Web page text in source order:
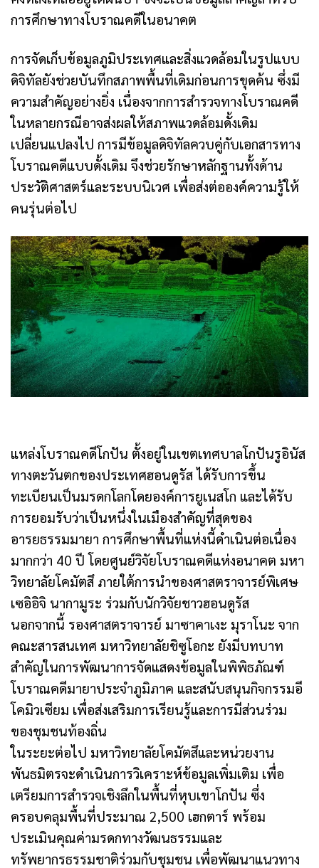
การศึกษาทางโบราณคดีในอนาคต
การจัดเก็บข้อมูลภูมิประเทศและสิ่งแวดล้อมในรูปแบบ
ดิจิทัลยังช่วยบันทึกสภาพพื้นที่เดิมก่อนการขุดค้น ซึ่งมี
ความสำคัญอย่างยิ่ง เนื่องจากการสำรวจทางโบราณคดี
ในหลายกรณีอาจส่งผลให้สภาพแวดล้อมดั้งเดิม
เปลี่ยนแปลงไป การมีข้อมูลดิจิทัลควบคู่กับเอกสารทาง
โบราณคดีแบบดั้งเดิม จึงช่วยรักษาหลักฐานทั้งด้าน
ประวัติศาสตร์และระบบนิเวศ เพื่อส่งต่อองค์ความรู้ให้
คนรุ่นต่อไป
แหล่งโบราณคดีโกปัน ตั้งอยู่ในเขตเทศบาลโกปันรูอินัส
ทางตะวันตกของประเทศฮอนดูรัส ได้รับการขึ้น
ทะเบียนเป็นมรดกโลกโดยองค์การยูเนสโก และได้รับ
การยอมรับว่าเป็นหนึ่งในเมืองสำคัญที่สุดของ
อารยธรรมมายา การศึกษาพื้นที่แห่งนี้ดำเนินต่อเนื่อง
มากกว่า 40 ปี โดยศูนย์วิจัยโบราณคดีแห่งอนาคต มหา
วิทยาลัยโคมัตสึ ภายใต้การนำของศาสตราจารย์พิเศษ
เซอิอิจิ นากามูระ ร่วมกับนักวิจัยชาวฮอนดูรัส
นอกจากนี้ รองศาสตราจารย์ มาซาคาเงะ มุราโนะ จาก
คณะสารสนเทศ มหาวิทยาลัยชิซูโอกะ ยังมีบทบาท
สำคัญในการพัฒนาการจัดแสดงข้อมูลในพิพิธภัณฑ์
โบราณคดีมายาประจำภูมิภาค และสนับสนุนกิจกรรมอี
โคมิวเซียม เพื่อส่งเสริมการเรียนรู้และการมีส่วนร่วม
ของชุมชนท้องถิ่น
ในระยะต่อไป มหาวิทยาลัยโคมัตสึและหน่วยงาน
พันธมิตรจะดำเนินการวิเคราะห์ข้อมูลเพิ่มเติม เพื่อ
เตรียมการสำรวจเชิงลึกในพื้นที่หุบเขาโกปัน ซึ่ง
ครอบคลุมพื้นที่ประมาณ 2,500 เฮกตาร์ พร้อม
ประเมินคุณค่ามรดกทางวัฒนธรรมและ
ทรัพยากรธรรมชาติร่วมกับชุมชน เพื่อพัฒนาแนวทาง